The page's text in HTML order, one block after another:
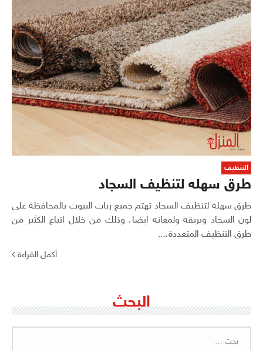
التنظيف
طرق سهله لتنظيف السجاد
طرق سهله لتنظيف السجاد تهتم جميع ربات البيوت بالمحافظة على
لون السجاد وبريقه ولمعانه ايضا، وذلك من خلال اتباع الكثير من
طرق التنظيف المتعددة،...
أكمل القراءة
البحث